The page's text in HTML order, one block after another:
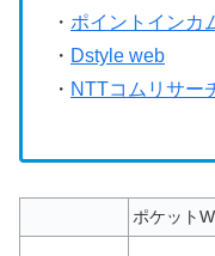
・ ポイントイン
・ Dstyle web
・ NTTコムリサー
ポケット